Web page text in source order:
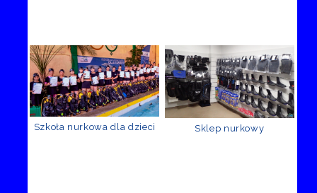
Szkoła nurkowa dla dzieci Sklep nurkowy